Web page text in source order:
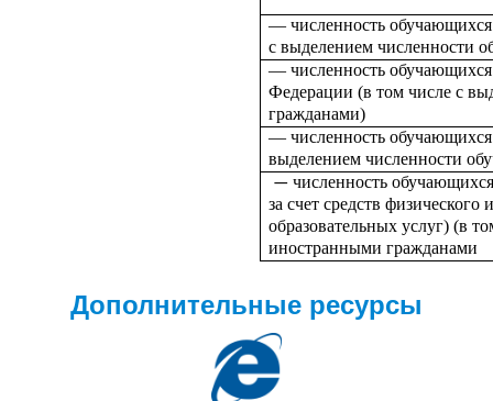
— численность обучающихся
с выделением численности
— численность обучающихся
Федерации (в том числе с
гражданами)
— численность
выделением численности
—численность
за счет средств
образовательных услуг) (в
иностранными гражданами
Дополнительные ресурсы